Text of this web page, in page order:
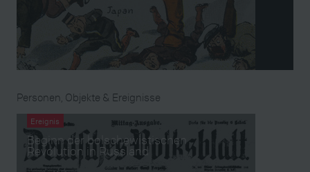
Personen, Objekte & Ereignisse
Ereignis
Beginn der bolschewistischen
Revolution in Russland